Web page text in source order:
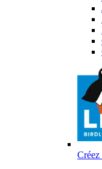
Créez